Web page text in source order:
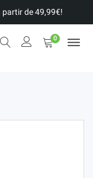
partir de 49,99€!
0